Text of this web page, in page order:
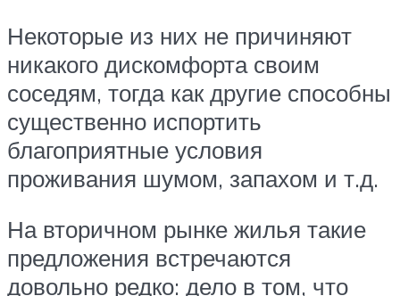
Некоторые из них не причиняют
никакого дискомфорта своим
соседям, тогда как другие способны
существенно испортить
благоприятные условия
проживания шумом, запахом и т.д.
На вторичном рынке жилья такие
предложения встречаются
довольно редко: дело в том, что